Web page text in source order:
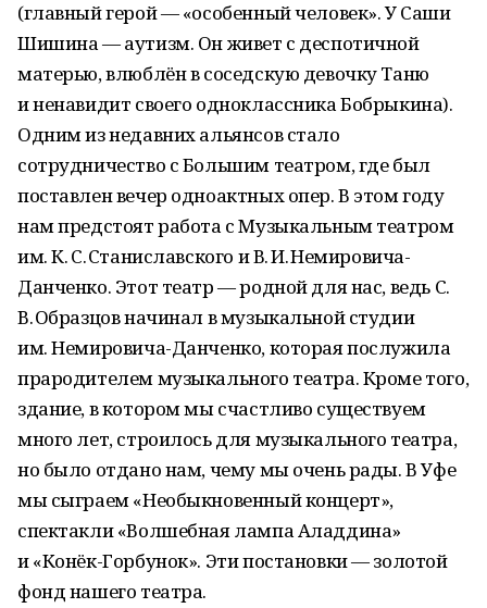
(главный герой — «особенный человек». У Саши
Шишина — аутизм. Он живет с деспотичной
матерью, влюблён в соседскую девочку Таню
и ненавидит своего одноклассника Бобрыкина).
Одним из недавних альянсов стало
сотрудничество с Большим театром, где был
поставлен вечер одноактных опер. В этом году
нам предстоят работа с Музыкальным театром
им. К. С. Станиславского и В. И. Немировича-
Данченко. Этот театр — родной для нас, ведь С.
В. Образцов начинал в музыкальной студии
им. Немировича-Данченко, которая послужила
прародителем музыкального театра. Кроме того,
здание, в котором мы счастливо существуем
много лет, строилось для музыкального театра,
но было отдано нам, чему мы очень рады. В Уфе
мы сыграем «Необыкновенный концерт»,
спектакли «Волшебная лампа Аладдина»
и «Конёк-Горбунок». Эти постановки — золотой
фонд нашего театра.